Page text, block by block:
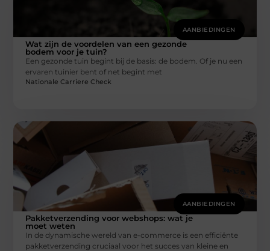
AANBIEDINGEN
Wat zijn de voordelen van een gezonde
bodem voor je tuin?
Een gezonde tuin begint bij de basis: de bodem. Of je nu een
ervaren tuinier bent of net begint met
Nationale Carriere Check
AANBIEDINGEN
Pakketverzending voor webshops: wat je
moet weten
In de dynamische wereld van e-commerce is een efficiënte
pakketverzending cruciaal voor het succes van kleine en